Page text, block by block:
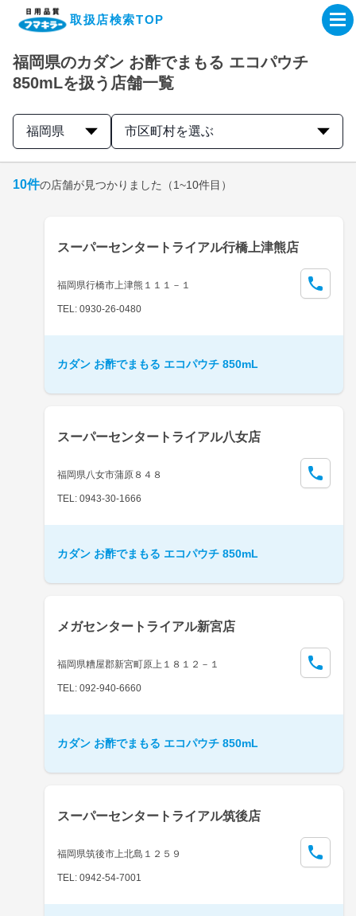
取扱店検索TOP
企業・IR情報サイト
製品情報サイト
取扱店検索はこちら
福岡県のカダン お酢でまもる エコパウチ
850mLを扱う店舗一覧
福岡県 市区町村を選ぶ
10件の店舗が見つかりました （1~10件目）
スーパーセンタートライアル行橋上津熊店
福岡県行橋市上津熊１１１－１
TEL: 0930-26-0480
カダン お酢でまもる エコパウチ 850mL
スーパーセンタートライアル八女店
福岡県八女市蒲原８４８
TEL: 0943-30-1666
カダン お酢でまもる エコパウチ 850mL
メガセンタートライアル新宮店
福岡県糟屋郡新宮町原上１８１２－１
TEL: 092-940-6660
カダン お酢でまもる エコパウチ 850mL
スーパーセンタートライアル筑後店
福岡県筑後市上北島１２５９
TEL: 0942-54-7001